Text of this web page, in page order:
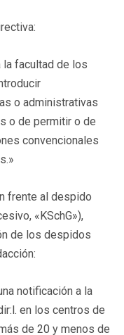
la facultad de los
o administrativas
o de permitir o de
convencionales
frente al despido
«KSchG»),
de los despidos
notificación a la
en los centros de
de 20 y menos de